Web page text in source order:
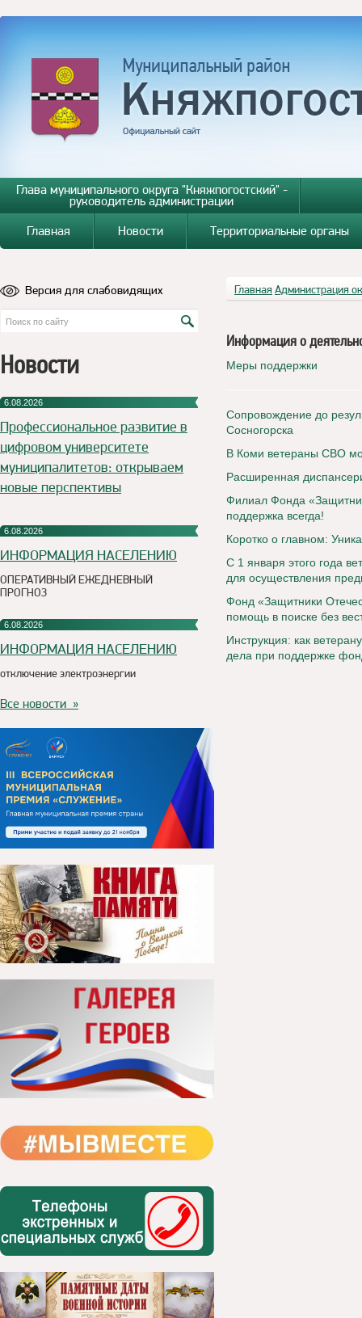
Глава муниципального округа "Княжпогостский" -
руководитель администрации
Главная
Новости Территориальные органы
Версия для слабовидящих
Новости
6.08.2026
Профессиональное развитие в
цифровом университете
муниципалитетов: открываем
новые перспективы
6.08.2026
ИНФОРМАЦИЯ НАСЕЛЕНИЮ
ОПЕРАТИВНЫЙ ЕЖЕДНЕВНЫЙ
ПРОГНОЗ
6.08.2026
ИНФОРМАЦИЯ НАСЕЛЕНИЮ
отключение электроэнергии
Все новости »
Главная Администрация
Информация о
Меры поддержки
Сопровождение до
Сосногорска
В Коми ветераны СВО
Расширенная
Филиал Фонда
поддержка всегда!
Коротко о главном:
С 1 января этого года
для осуществления
Фонд «Защитники
помощь в поиске без
Инструкция: как
дела при поддержке